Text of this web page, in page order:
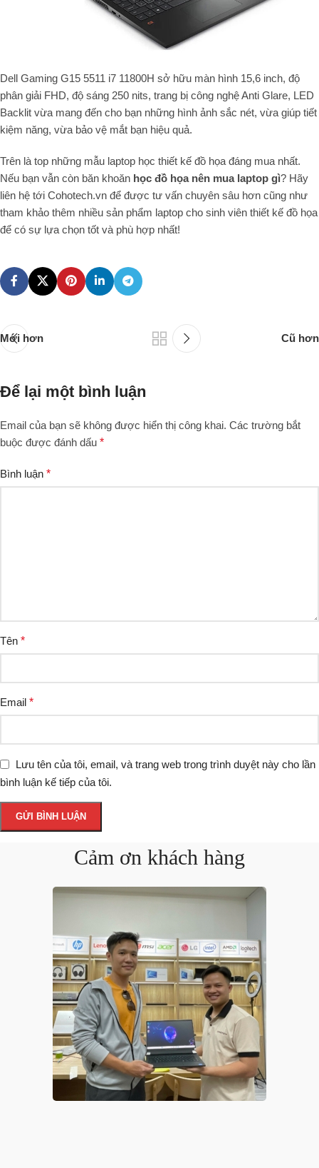
Dell Gaming G15 5511 i7 11800H sở hữu màn hình 15,6 inch, độ
phân giải FHD, độ sáng 250 nits, trang bị công nghệ Anti Glare, LED
Backlit vừa mang đến cho bạn những hình ảnh sắc nét, vừa giúp tiết
kiệm năng, vừa bảo vệ mắt bạn hiệu quả.
Trên là top những mẫu laptop học thiết kế đồ họa đáng mua nhất.
Nếu bạn vẫn còn băn khoăn học đồ họa nên mua laptop gì? Hãy
liên hệ tới Cohotech.vn để được tư vấn chuyên sâu hơn cũng như
tham khảo thêm nhiều sản phẩm laptop cho sinh viên thiết kế đồ họa
để có sự lựa chọn tốt và phù hợp nhất!
Mới hơn Cũ hơn
Để lại một bình luận
Email của bạn sẽ không được hiển thị công khai. Các trường bắt
buộc được đánh dấu *
Bình luận *
Tên *
Email *
Lưu tên của tôi, email, và trang web trong trình duyệt này cho lần
bình luận kế tiếp của tôi.
Cảm ơn khách hàng